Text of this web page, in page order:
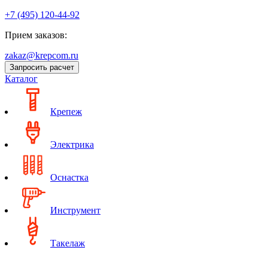
+7 (495) 120-44-92
Прием заказов:
zakaz@krepcom.ru
Запросить расчет
Каталог
Крепеж
Электрика
Оснастка
Инструмент
Такелаж